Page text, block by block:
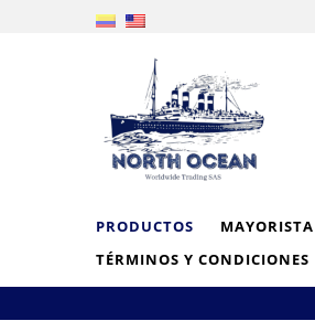
PRODUCTOS MAYORISTA
TÉRMINOS Y CONDICIONES